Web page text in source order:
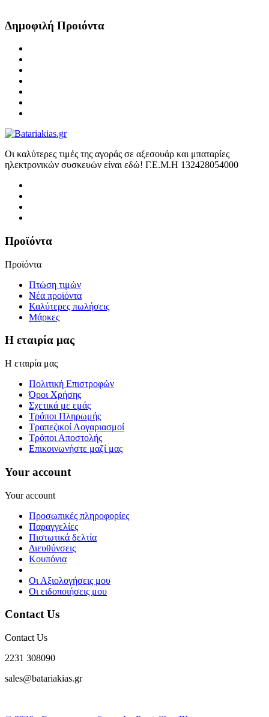
Δημοφιλή Προιόντα
Οι καλύτερες τιμές της αγοράς σε αξεσουάρ και μπαταρίες
ηλεκτρονικών συσκευών είναι εδώ! Γ.Ε.Μ.Η 132428054000
Προϊόντα
Προϊόντα
Πτώση τιμών
Νέα προϊόντα
Καλύτερες πωλήσεις
Μάρκες
Η εταιρία μας
Η εταιρία μας
Πολιτική Επιστροφών
Όροι Χρήσης
Σχετικά με εμάς
Τρόποι Πληρωμής
Τραπεζικοί Λογαριασμοί
Τρόποι Αποστολής
Επικοινωνήστε μαζί μας
Your account
Your account
Προσωπικές πληροφορίες
Παραγγελίες
Πιστωτικά δελτία
Διευθύνσεις
Κουπόνια
Οι Αξιολογήσεις μου
Οι ειδοποιήσεις μου
Contact Us
Contact Us
2231 308090
sales@batariakias.gr